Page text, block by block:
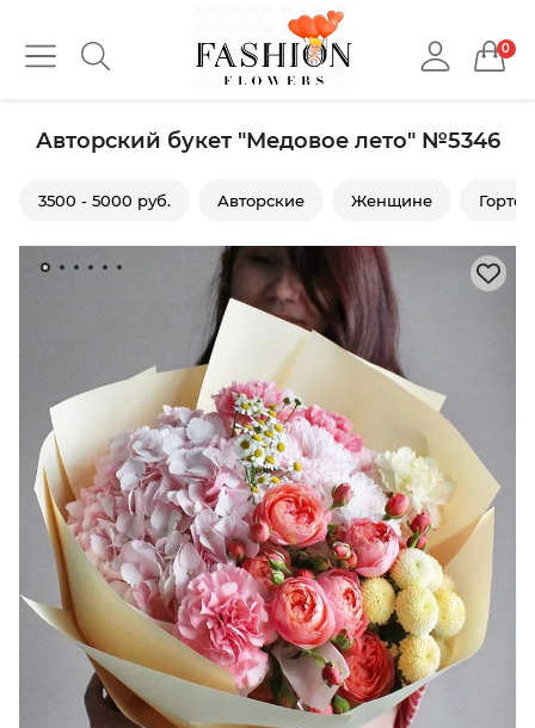
0
Авторский букет "Медовое лето" №5346
3500 - 5000 руб. Авторские Женщине